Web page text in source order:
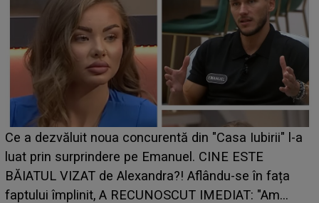
HOROSCOP 7 august 2026. Zodia care intră într-o
perioadă marcată de încercări. Problemele se adună
din toate părțile, iar o veste neașteptată îi dă planurile
peste cap